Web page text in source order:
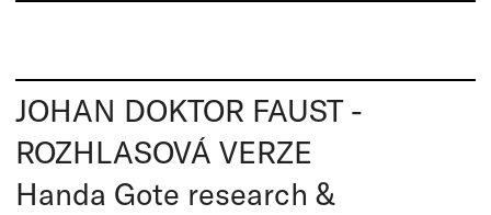
JOHAN DOKTOR FAUST -
ROZHLASOVÁ VERZE
Handa Gote research &